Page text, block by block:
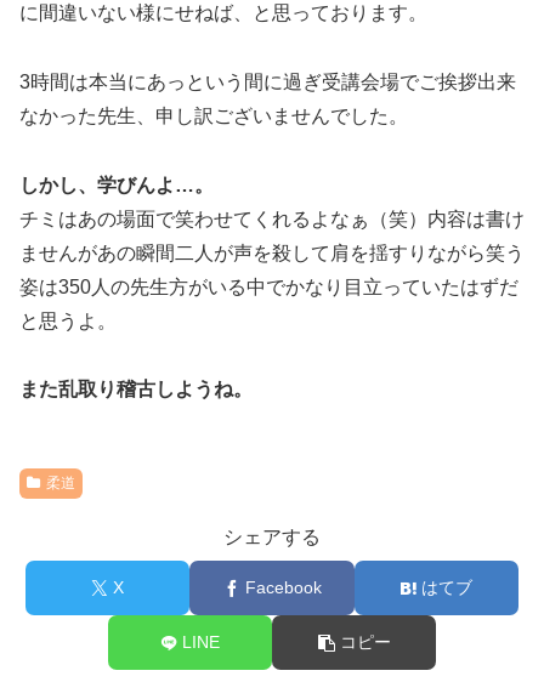
に間違いない様にせねば、と思っております。
3時間は本当にあっという間に過ぎ受講会場でご挨拶出来
なかった先生、申し訳ございませんでした。
しかし、学びんよ…。
チミはあの場面で笑わせてくれるよなぁ（笑）内容は書け
ませんがあの瞬間二人が声を殺して肩を揺すりながら笑う
姿は350人の先生方がいる中でかなり目立っていたはずだ
と思うよ。
また乱取り稽古しようね。
柔道
シェアする
X Facebook はてブ
LINE コピー